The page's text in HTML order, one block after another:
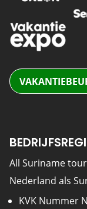
All Suriname
Nederland als
KVK Nummer